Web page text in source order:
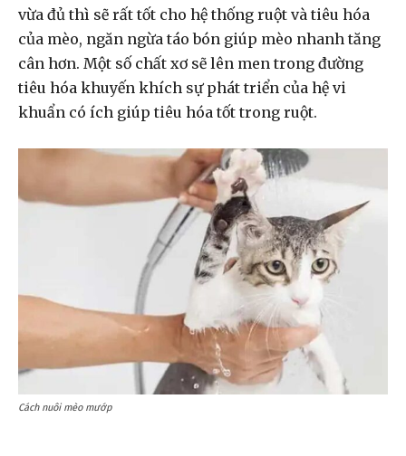
vừa đủ thì sẽ rất tốt cho hệ thống ruột và tiêu hóa
của mèo, ngăn ngừa táo bón giúp mèo nhanh tăng
cân hơn. Một số chất xơ sẽ lên men trong đường
tiêu hóa khuyến khích sự phát triển của hệ vi
khuẩn có ích giúp tiêu hóa tốt trong ruột.
Cách nuôi mèo mướp